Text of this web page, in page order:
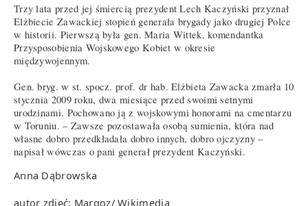
Trzy lata przed jej śmiercią prezydent Lech Kaczyński przyznał
Elżbiecie Zawackiej stopień generała brygady jako drugiej Polce
w historii. Pierwszą była gen. Maria Wittek, komendantka
Przysposobienia Wojskowego Kobiet w okresie
międzywojennym.
Gen. bryg. w st. spocz. prof. dr hab. Elżbieta Zawacka zmarła 10
stycznia 2009 roku, dwa miesiące przed swoimi setnymi
urodzinami. Pochowano ją z wojskowymi honorami na cmentarzu
w Toruniu. – Zawsze pozostawała osobą sumienia, która nad
własne dobro przedkładała dobro innych, dobro ojczyzny –
napisał wówczas o pani generał prezydent Kaczyński.
Anna Dąbrowska
autor zdjęć: Margoz/ Wikimedia